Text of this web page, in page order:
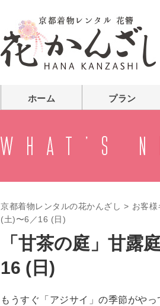
ホーム プラン
京都着物レンタルの花かんざし > お客様
(土)〜6／16 (日)
「甘茶の庭」甘露
16 (日)
もうすぐ「アジサイ」の季節がやっ